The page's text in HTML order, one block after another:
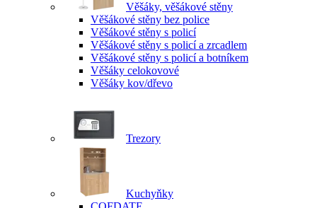
Věšáky, věšákové stěny
Věšákové stěny bez police
Věšákové stěny s policí
Věšákové stěny s policí a zrcadlem
Věšákové stěny s policí a botníkem
Věšáky celokovové
Věšáky kov/dřevo
Trezory
Kuchyňky